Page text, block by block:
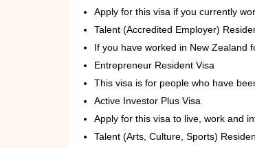
Apply for this visa if you currently
Talent (Accredited Employer)
If you have worked in New Zealand
Entrepreneur Resident Visa
This visa is for people who have
Active Investor Plus Visa
Apply for this visa to live, work and
Talent (Arts, Culture, Sports)